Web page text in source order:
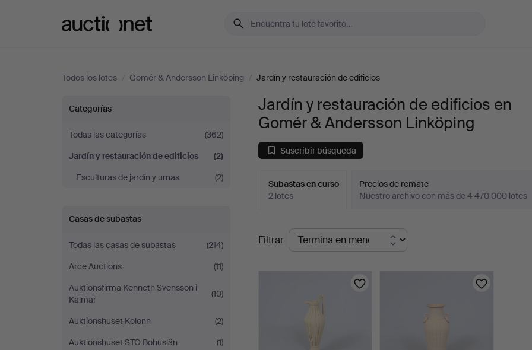
Todos los lotes / Gomér & Andersson Linköping / Jardín y restauración de edificios
Jardín
y
restauración
edificios
en
Gomér
&
Andersson
Categorías
Todas las categorías
(362)
Jardín y restauración de edificios
(2)
Esculturas de jardín y urnas
(2)
Casas de subastas
Todas las casas de subastas
(214)
Arce Auctions
(11)
Auktionsfirma Kenneth Svensson i
Kalmar
(10)
Auktionshuset Kolonn
(2)
Auktionshuset STO Bohuslän
(1)
Jardín y restauración de edificios en
Gomér & Andersson Linköping
Suscribir búsqueda
Subastas en curso
2 lotes
Precios de remate
Nuestro archivo con más de 4 470 000 lotes
Subastas
en
Filtrar